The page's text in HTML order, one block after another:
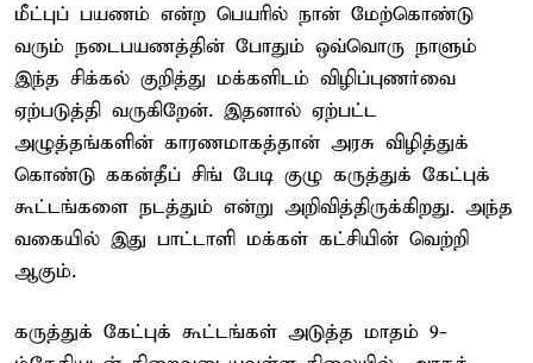
மீட்புப் பயணம் என்ற பெயரில் நான் மேற்கொண்டு
வரும் நடைபயணத்தின் போதும் ஒவ்வொரு நாளும்
இந்த சிக்கல் குறித்து மக்களிடம் விழிப்புணர்வை
ஏற்படுத்தி வருகிறேன். இதனால் ஏற்பட்ட
அழுத்தங்களின் காரணமாகத்தான் அரசு விழித்துக்
கொண்டு ககன்தீப் சிங் பேடி குழு கருத்துக் கேட்புக்
கூட்டங்களை நடத்தும் என்று அறிவித்திருக்கிறது. அந்த
வகையில் இது பாட்டாளி மக்கள் கட்சியின் வெற்றி
ஆகும்.
கருத்துக் கேட்புக் கூட்டங்கள் அடுத்த மாதம் 9-